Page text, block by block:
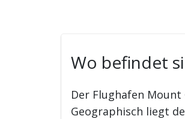
Wo befindet
Der Flughafen
Geographisch liegt